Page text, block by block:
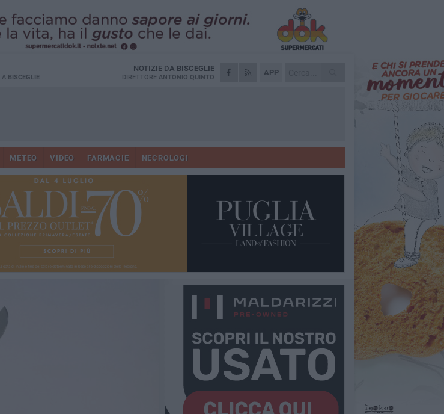
A BISCEGLIE
APP
NOTIZIE DA BISCEGLIE
DIRETTORE ANTONIO QUINTO
METEO VIDEO FARMACIE NECROLOGI